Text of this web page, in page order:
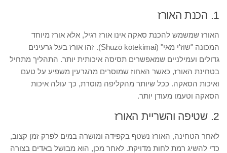
1. הכנת האורז
האורז שמשמש להכנת סאקה אינו אורז רגיל, אלא אורז מיוחד
המכונה "שוז'י מאי" (Shuzō kōtekimai). זהו אורז בעל גרעינים
גדולים ועמילניים שמאפשרים תסיסה איכותית יותר. התהליך מתחיל
בטחינת האורז, כאשר האחוז שמוסרים מהגרעין משפיע על טעם
ואיכות הסאקה. ככל שיותר מהקליפה מוסרת, כך עולה איכות
הסאקה וטעמו מעודן יותר.
2. שטיפה והשריית האורז
לאחר הטחינה, האורז נשטף בקפידה ומושרה במים לפרק זמן קצוב,
כדי להשיג רמת לחות מדויקת. לאחר מכן, הוא מבושל באדים בצורה